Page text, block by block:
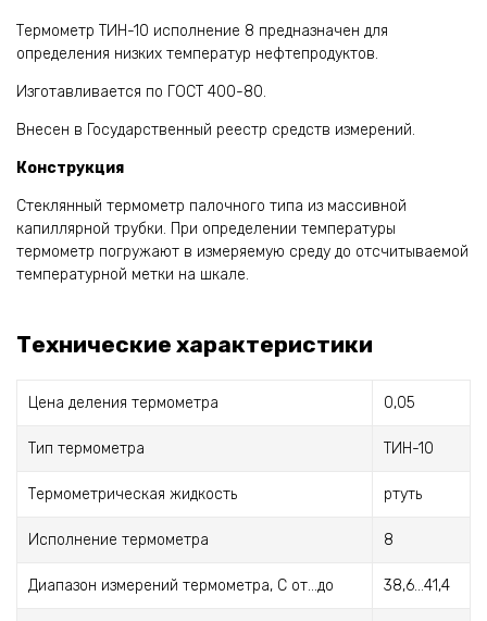
Термометр ТИН-10 исполнение 8 предназначен для
определения низких температур нефтепродуктов.
Изготавливается по ГОСТ 400-80.
Внесен в Государственный реестр средств измерений.
Конструкция
Стеклянный термометр палочного типа из массивной
капиллярной трубки. При определении температуры
термометр погружают в измеряемую среду до отсчитываемой
температурной метки на шкале.
Технические характеристики
Цена деления термометра 0,05
Тип термометра ТИН-10
Термометрическая жидкость ртуть
Исполнение термометра 8
Диапазон измерений термометра, С от...до 38,6...41,4